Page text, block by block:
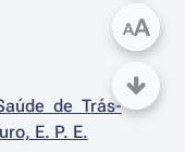
de Trás-
E. P. E.
AA